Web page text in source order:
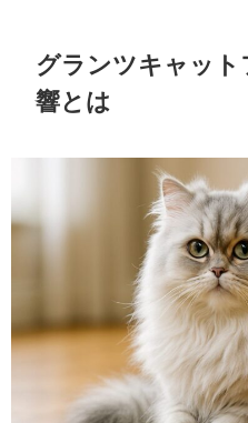
グランツキャット
響とは